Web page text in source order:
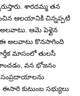
శారదమ్మ తన
ఆలయానికి చిన్నప్పటి
ఆమె పెళ్లైన
అలవాటు కొనసాగింది
మాసంలో తులసీ
వన భోజనం
కుటుంబ సభ్యులు